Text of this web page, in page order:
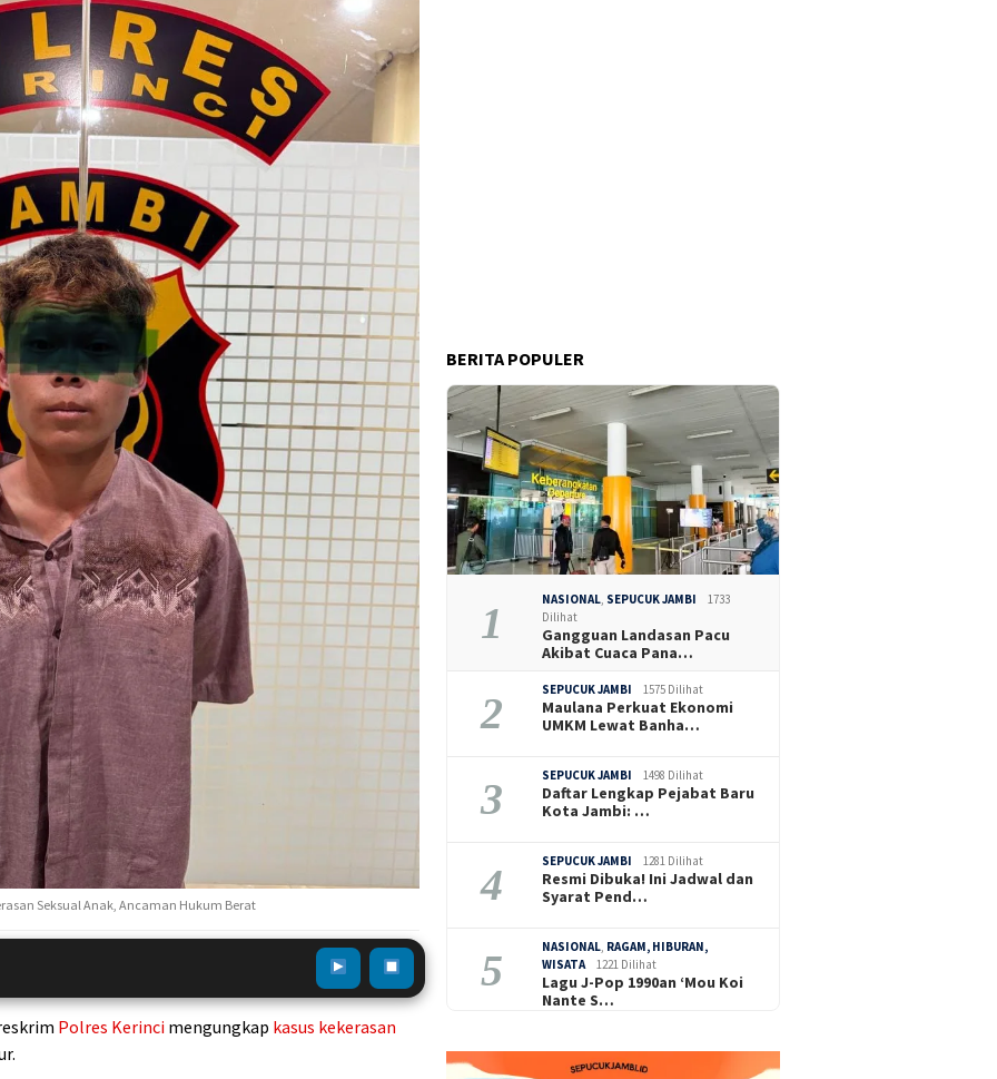
Seksual Anak, Ancaman Hukum Berat
Polres Kerinci mengungkap kasus kekerasan
BERITA POPULER
1 NASIONAL SEPUCUK JAMBI
1733
Dilihat
Gangguan Landasan Pacu
Akibat Cuaca Pana…
2 SEPUCUK JAMBI 1575 Dilihat
Maulana Perkuat Ekonomi
UMKM Lewat Banha…
3 SEPUCUK JAMBI 1498 Dilihat
Daftar Lengkap Pejabat Baru
Kota Jambi: …
4 SEPUCUK JAMBI 1281 Dilihat
Resmi Dibuka! Ini Jadwal dan
Syarat Pend…
5 NASIONAL RAGAM, HIBURAN,
WISATA
1221 Dilihat
Lagu J-Pop 1990an ‘Mou Koi
Nante S…